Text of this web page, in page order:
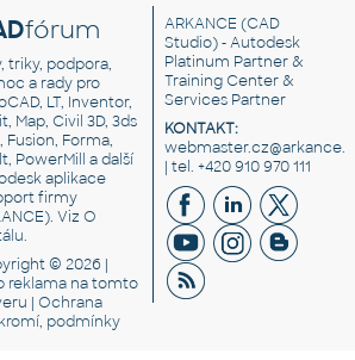
fórum
triky, podpora,
a rady pro
LT, Inventor,
Map, Civil 3D, 3ds
Fusion, Forma,
PowerMill a další
aplikace
firmy
VizO
.
© 2026 |
reklama na tomto
|Ochrana
podmínky
ARKANCE (CAD
Studio) - Autodesk
Platinum Partner &
Training Center &
Services Partner
KONTAKT:
| tel. +420 910 970 111